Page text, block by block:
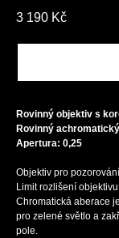
3 190 Kč
Rovinný objektiv s
Rovinný
Apertura: 0,25
Objektiv pro
Limit rozlišení
Chromatická aberace
pro zelené světlo a
pole.